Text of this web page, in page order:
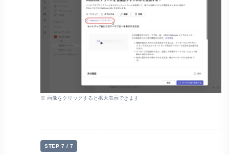
※ 画像をクリックすると拡大表示できます
STEP 7 / 7